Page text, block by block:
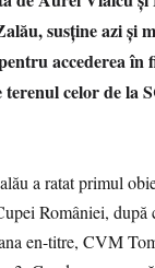
susţine azi și
accederea în
terenul celor de la
a ratat primul
României,
en-titre, CVM